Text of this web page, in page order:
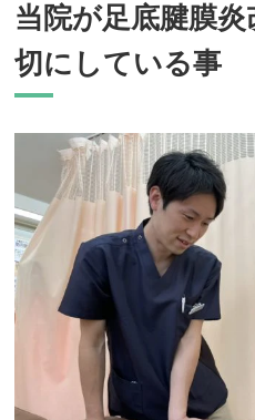
当院が足底腱膜
切にしている事